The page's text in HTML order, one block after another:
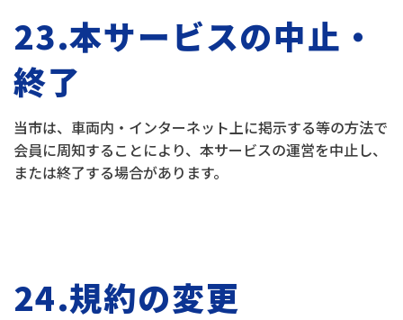
23.本サービスの中止・
終了
当市は、車両内・インターネット上に掲示する等の方法で
会員に周知することにより、本サービスの運営を中止し、
または終了する場合があります。
24.規約の変更